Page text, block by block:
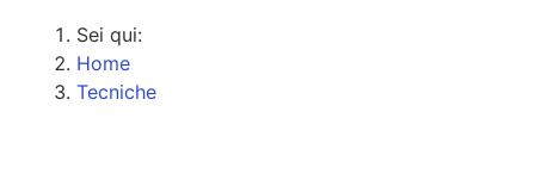
Sei qui:
Home
Tecniche